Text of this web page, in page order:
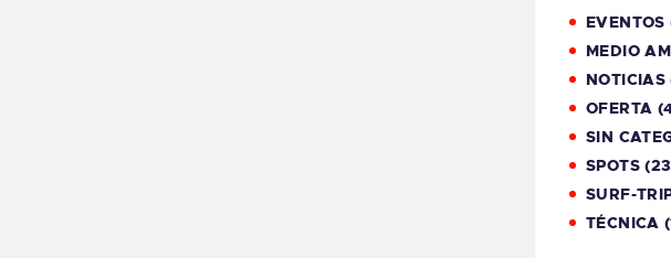
EVENTOS
MEDIO
NOTICIAS
OFERTA
SIN
SPOTS
SURF-
TÉCNICA